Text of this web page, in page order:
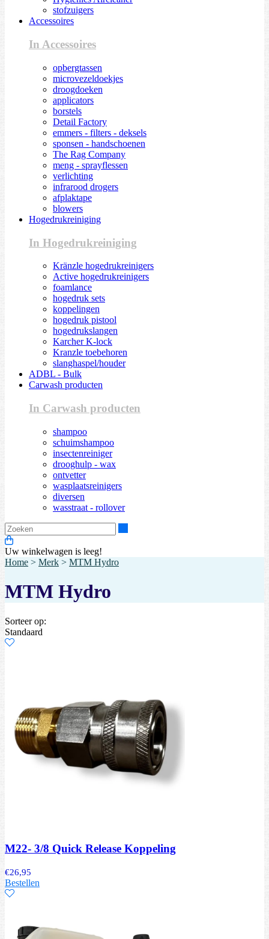
stofzuigers
Accessoires
In Accessoires
opbergtassen
microvezeldoekjes
droogdoeken
applicators
borstels
Detail Factory
emmers - filters - deksels
sponsen - handschoenen
The Rag Company
meng - sprayflessen
verlichting
infrarood drogers
afplaktape
blowers
Hogedrukreiniging
In Hogedrukreiniging
Kränzle hogedrukreinigers
Active hogedrukreinigers
foamlance
hogedruk sets
koppelingen
hogedruk pistool
hogedrukslangen
Karcher K-lock
Kranzle toebehoren
slanghaspel/houder
ADBL - Bulk
Carwash producten
In Carwash producten
shampoo
schuimshampoo
insectenreiniger
drooghulp - wax
ontvetter
wasplaatsreinigers
diversen
wasstraat - rollover
Uw winkelwagen is leeg!
Home > Merk > MTM Hydro
MTM Hydro
Sorteer op:
Standaard
M22- 3/8 Quick Release Koppeling
€26,95
Bestellen